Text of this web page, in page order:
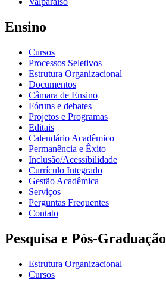
Ensino
Cursos
Processos Seletivos
Estrutura Organizacional
Documentos
Câmara de Ensino
Fóruns e debates
Projetos e Programas
Editais
Calendário Acadêmico
Permanência e Êxito
Inclusão/Acessibilidade
Currículo Integrado
Gestão Acadêmica
Serviços
Perguntas Frequentes
Contato
Pesquisa e Pós-Graduação
Estrutura Organizacional
Cursos